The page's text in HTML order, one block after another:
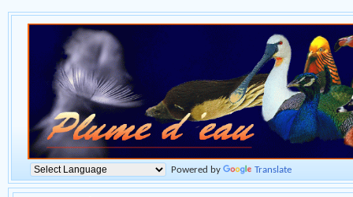
Powered by Translate